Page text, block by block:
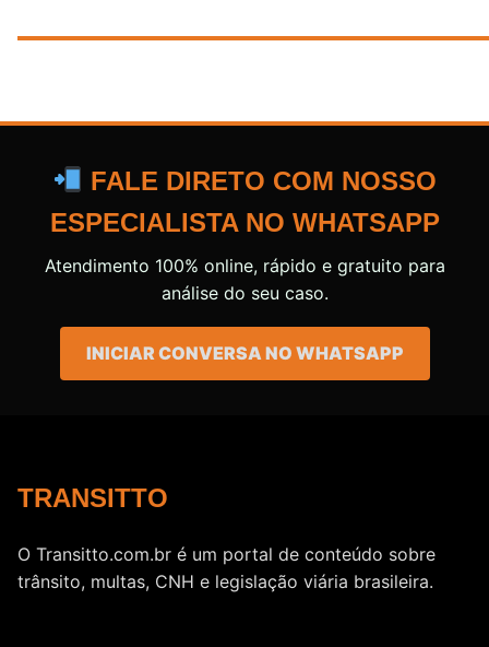
FALE DIRETO COM NOSSO
ESPECIALISTA NO WHATSAPP
Atendimento 100% online, rápido e gratuito para
análise do seu caso.
INICIAR CONVERSA NO WHATSAPP
TRANSITTO
O Transitto.com.br é um portal de conteúdo sobre
trânsito, multas, CNH e legislação viária brasileira.